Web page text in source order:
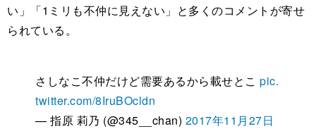
い」「1ミリも不仲に見えない」と多くのコメントが寄せ
られている。
さしなこ不仲だけど需要あるから載せとこ pic.
twitter.com/8IruBOcldn
— 指原 莉乃 (@345__chan) 2017年11月27日